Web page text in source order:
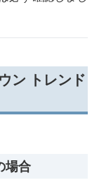
ン トレンド
場合